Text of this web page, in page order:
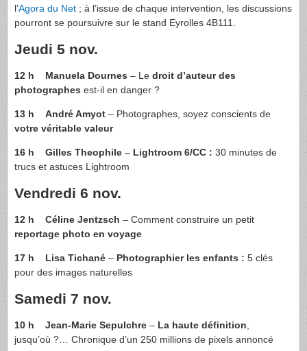
l’Agora du Net ; à l’issue de chaque intervention, les discussions
pourront se poursuivre sur le stand Eyrolles 4B111.
Jeudi 5 nov.
12 h Manuela Dournes – Le droit d’auteur des
photographes est-il en danger ?
13 h André Amyot – Photographes, soyez conscients de
votre véritable valeur
16 h Gilles Theophile – Lightroom 6/CC : 30 minutes de
trucs et astuces Lightroom
Vendredi 6 nov.
12 h Céline Jentzsch – Comment construire un petit
reportage photo en voyage
17 h Lisa Tichané – Photographier les enfants : 5 clés
pour des images naturelles
Samedi 7 nov.
10 h Jean-Marie Sepulchre – La haute définition
jusqu’où ?… Chronique d’un 250 millions de pixels annoncé